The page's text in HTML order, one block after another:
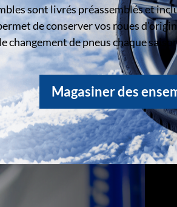
sont livrés préassemblés et
de conserver vos roues
changement de pneus chaque
Magasiner des